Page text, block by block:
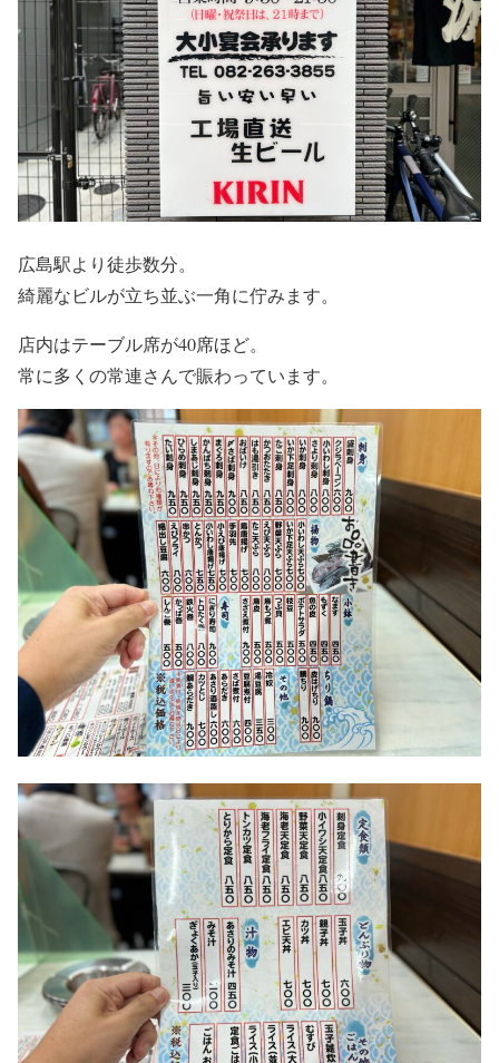
広島駅より徒歩数分。
綺麗なビルが立ち並ぶ一角に佇みます。
店内はテーブル席が40席ほど。
常に多くの常連さんで賑わっています。